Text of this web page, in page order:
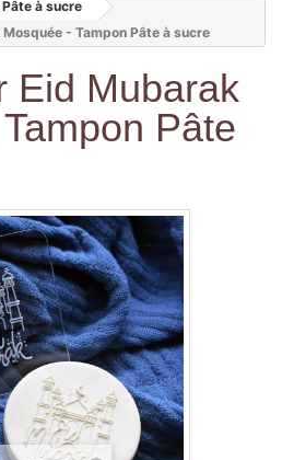
à sucre
- Tampon Pâte à sucre
Eid Mubarak
Pâte